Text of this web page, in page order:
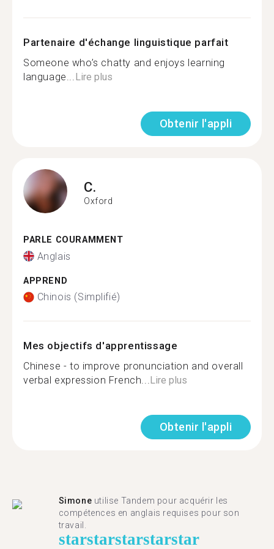
Partenaire d'échange linguistique parfait
Someone who’s chatty and enjoys learning
language...Lire plus
Obtenir l'appli
C.
Oxford
PARLE COURAMMENT
Anglais
APPREND
Chinois (Simplifié)
Mes objectifs d'apprentissage
Chinese - to improve pronunciation and overall
verbal expression French...Lire plus
Obtenir l'appli
Simone utilise Tandem pour acquérir les
compétences en anglais requises pour son
travail.
starstarstarstarstar